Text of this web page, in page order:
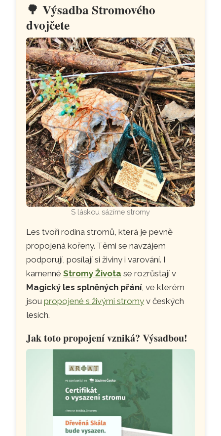
🌳Výsadba Stromového
dvojčete
S láskou sázíme stromy
Les tvoří rodina stromů, která je pevně
propojená kořeny. Těmi se navzájem
podporují, posílají si živiny i varování. I
kamennéStromy Života se rozrůstají v
Magický les splněných přání, ve kterém
jsoupropojené s živými stromy v českých
lesích.
Jak toto propojení vzniká? Výsadbou!